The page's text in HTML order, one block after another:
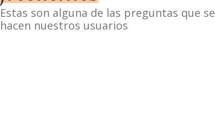
Estas son alguna de las preguntas que se
hacen nuestros usuarios